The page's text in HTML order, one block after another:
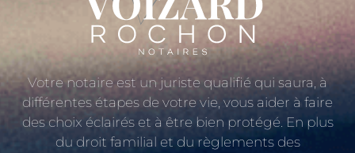
Votre notaire est un juriste qualifié qui saura, à
différentes étapes de votre vie, vous aider à faire
des choix éclairés et à être bien protégé. En plus
du droit familial et du règlements des